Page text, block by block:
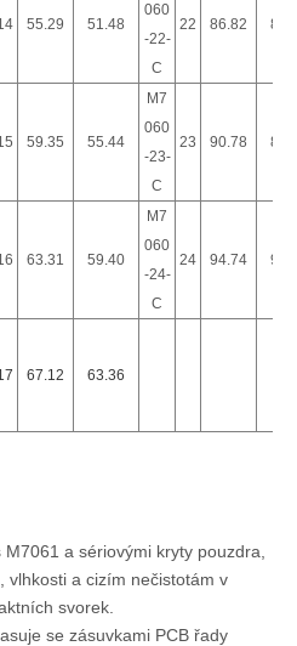
55.29 51.48
060
-22-
C
22 86.82
59.35 55.44
M7
060
-23-
C
23 90.78
63.31 59.40
M7
060
-24-
C
24 94.74
67.12 63.36
M7061 a sériovými kryty pouzdra,
vlhkosti a cizím nečistotám v
svorek.
se zásuvkami PCB řady